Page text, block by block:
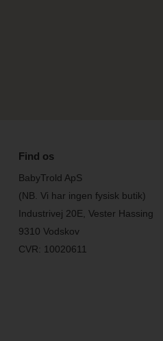
Find os
BabyTrold ApS
(NB. Vi har ingen fysisk butik)
Industrivej 20E, Vester Hassing
9310 Vodskov
CVR: 10020611